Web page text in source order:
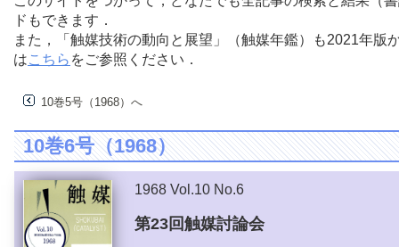
ドもできます．
また，「触媒技術の動向と展望」（触媒年鑑）も2021年
はこちら をご参照ください．
10巻5号（1968）へ
10巻6号（1968）
1968 Vol.10 No.6
第23回触媒討論会